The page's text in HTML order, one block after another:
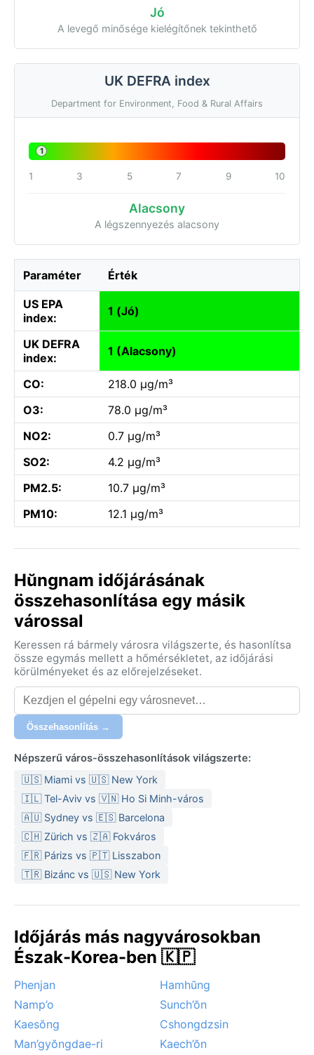
Jó
A levegő minősége kielégítőnek tekinthető
UK DEFRA index
Department for Environment, Food & Rural Affairs
1
1 3 5 7 9 10
Alacsony
A légszennyezés alacsony
Paraméter Érték
US EPA
index:
1 (Jó)
UK DEFRA
index:
1 (Alacsony)
CO:
218.0 µg/m³
O3:
78.0 µg/m³
NO2:
0.7 µg/m³
SO2:
4.2 µg/m³
PM2.5:
10.7 µg/m³
PM10:
12.1 µg/m³
Hŭngnam időjárásának
összehasonlítása egy másik
várossal
Keressen rá bármely városra világszerte, és hasonlítsa
össze egymás mellett a hőmérsékletet, az időjárási
körülményeket és az előrejelzéseket.
Összehasonlítás →
Népszerű város-összehasonlítások világszerte:
🇺🇸 Miami vs 🇺🇸 New York
🇮🇱 Tel-Aviv vs 🇻🇳 Ho Si Minh-város
🇦🇺 Sydney vs 🇪🇸 Barcelona
🇨🇭 Zürich vs 🇿🇦 Fokváros
🇫🇷 Párizs vs 🇵🇹 Lisszabon
🇹🇷 Bizánc vs 🇺🇸 New York
Időjárás más nagyvárosokban
Észak-Korea-ben 🇰🇵
Phenjan
Hamhŭng
Namp’o
Sunch’ŏn
Kaesŏng
Cshongdzsin
Man’gyŏngdae-ri
Kaech’ŏn